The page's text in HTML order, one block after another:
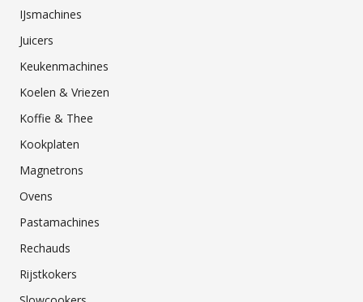
IJsmachines
Juicers
Keukenmachines
Koelen & Vriezen
Koffie & Thee
Kookplaten
Magnetrons
Ovens
Pastamachines
Rechauds
Rijstkokers